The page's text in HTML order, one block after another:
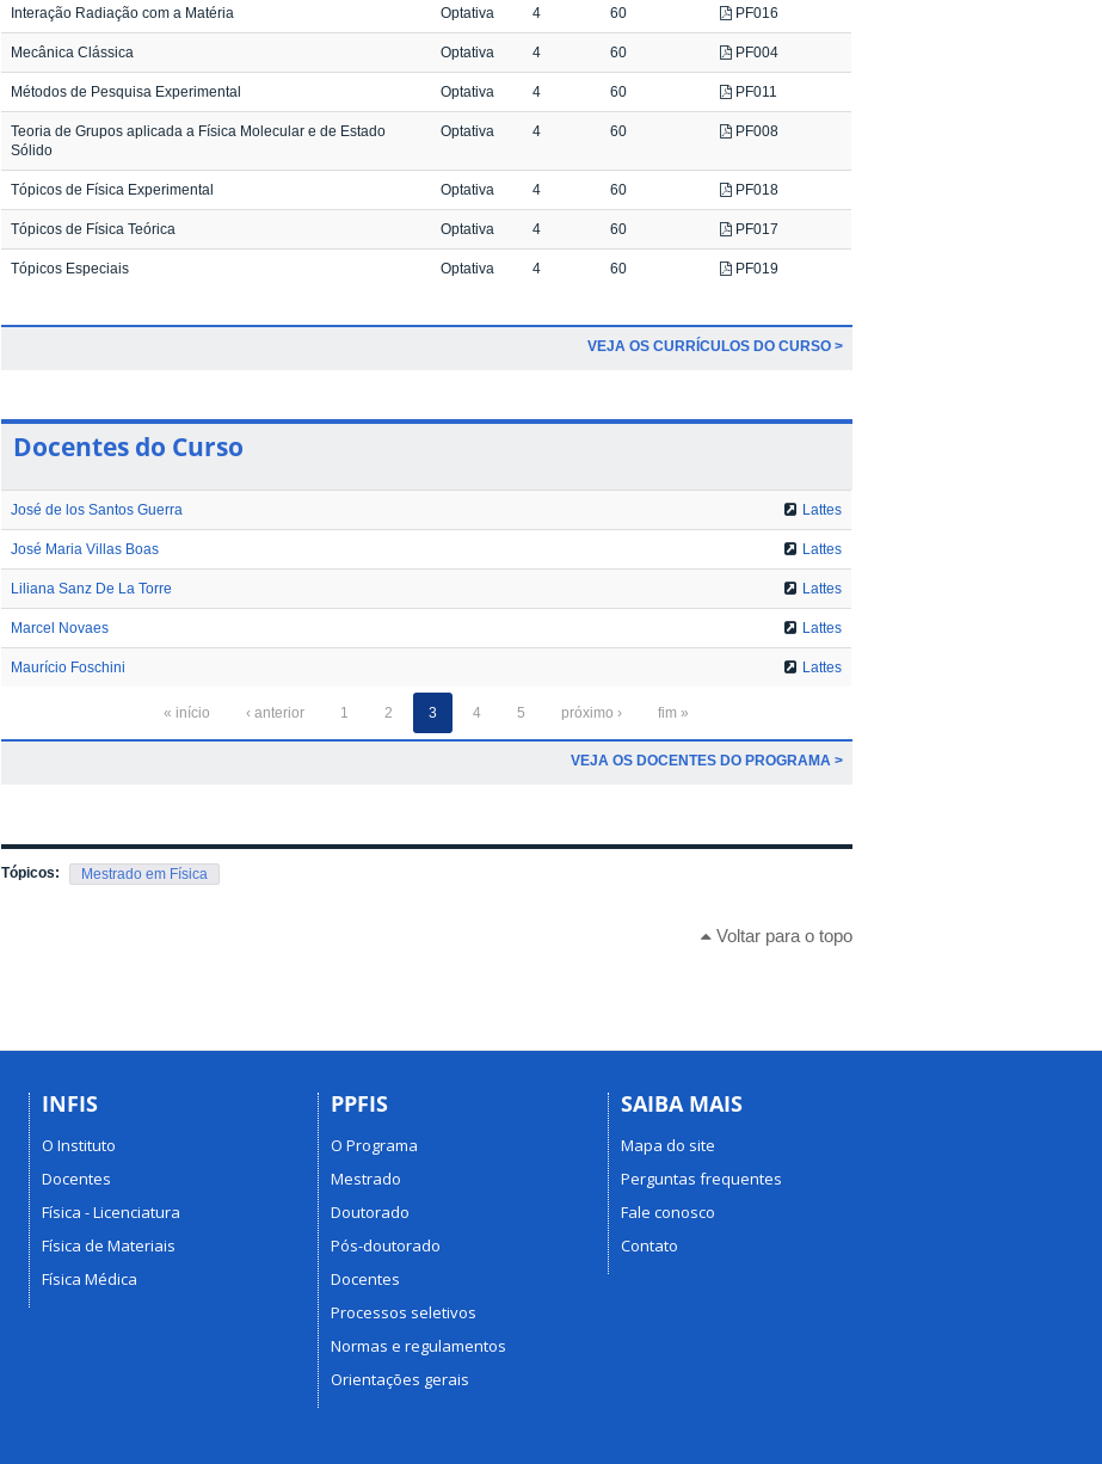
Interação Radiação com a Matéria Optativa 4 60 PF016
Mecânica Clássica Optativa 4 60 PF004
Métodos de Pesquisa Experimental Optativa 4 60 PF011
Teoria de Grupos aplicada a Física Molecular e de Estado
Sólido
Optativa 4 60 PF008
Tópicos de Física Experimental Optativa 4 60 PF018
Tópicos de Física Teórica Optativa 4 60 PF017
Tópicos Especiais Optativa 4 60 PF019
VEJA OS CURRÍCULOS DO CURSO >
Docentes do Curso
José de los Santos Guerra Lattes
José Maria Villas Boas Lattes
Liliana Sanz De La Torre Lattes
Marcel Novaes Lattes
Maurício Foschini Lattes
« início ‹ anterior 1 2 3 4 5 próximo › fim »
VEJA OS DOCENTES DO PROGRAMA >
Tópicos: Mestrado em Física
Voltar para o topo
INFIS
O Instituto
Docentes
Física - Licenciatura
Física de Materiais
Física Médica
PPFIS
O Programa
Mestrado
Doutorado
Pós-doutorado
Docentes
Processos seletivos
Normas e regulamentos
Orientações gerais
SAIBA MAIS
Mapa do site
Perguntas frequentes
Fale conosco
Contato